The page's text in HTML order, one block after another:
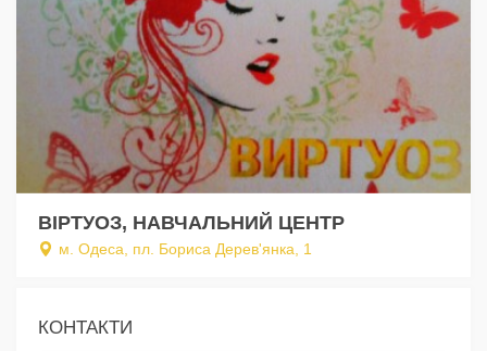
ВІРТУОЗ, НАВЧАЛЬНИЙ ЦЕНТР
м. Одеса, пл. Бориса Дерев'янка, 1
КОНТАКТИ